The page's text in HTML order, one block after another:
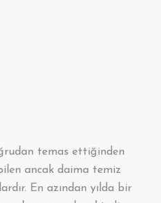
temas ettiğinden
ancak daima temiz
En azından yılda bir